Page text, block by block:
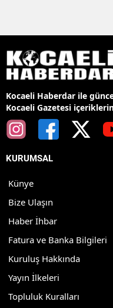
Kocaeli Haberdar ile
Kocaeli Gazetesi
KURUMSAL
Künye
Bize Ulaşın
Haber İhbar
Fatura ve Banka Bilgileri
Kuruluş Hakkında
Yayın İlkeleri
Topluluk Kuralları